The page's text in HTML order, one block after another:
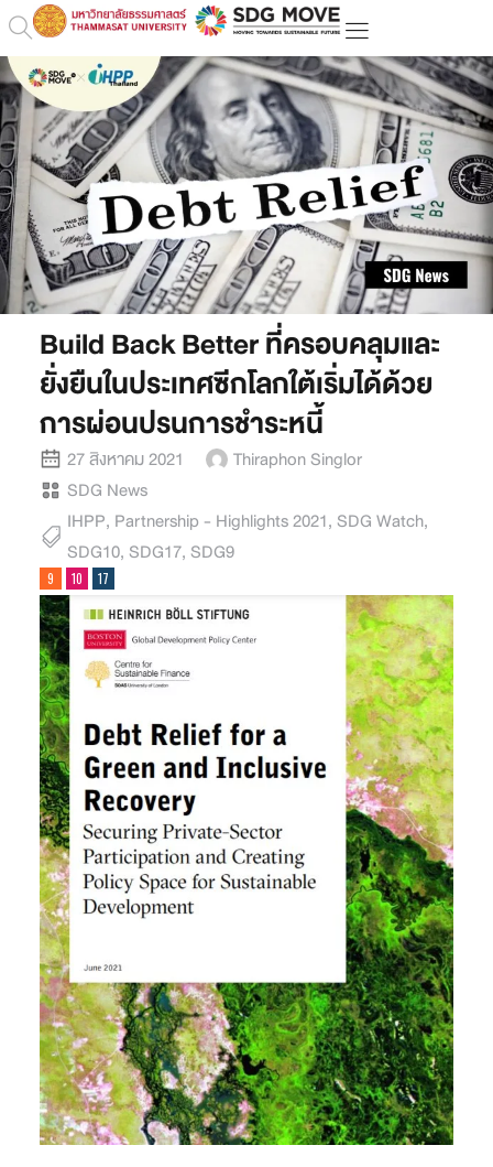
Build Back Better ที่ครอบคลุมและ
ยั่งยืนในประเทศซีกโลกใต้เริ่มได้ด้วย
การผ่อนปรนการชำระหนี้
27 สิงหาคม 2021
Thiraphon Singlor
SDG News
IHPP, Partnership - Highlights 2021, SDG Watch,
SDG10, SDG17, SDG9